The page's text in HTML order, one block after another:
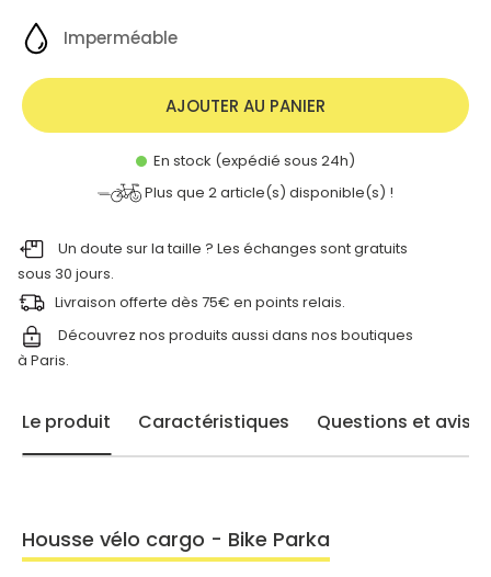
Imperméable
AJOUTER AU PANIER
En stock (expédié sous 24h)
Plus que 2article(s) disponible(s) !
Un doute sur la taille ? Les échanges sont gratuits
sous 30 jours.
Livraison offerte dès 75€ en points relais.
Découvrez nos produits aussi dans nos boutiques
à Paris.
Le produit Caractéristiques Questions et avis
Housse vélo cargo - Bike Parka